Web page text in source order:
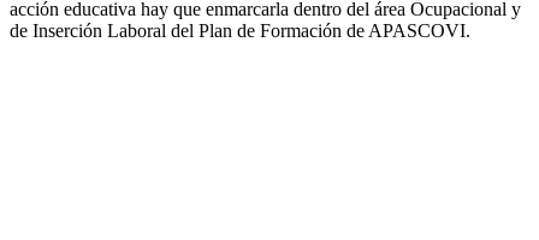
acción educativa hay que enmarcarla dentro del área Ocupacional y
de Inserción Laboral del Plan de Formación de APASCOVI.